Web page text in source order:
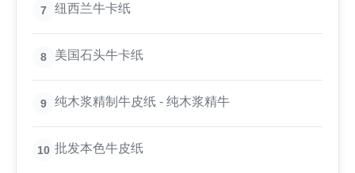
7 纽西兰牛卡纸
8 美国石头牛卡纸
9 纯木浆精制牛皮纸 - 纯木浆精牛
10 批发本色牛皮纸